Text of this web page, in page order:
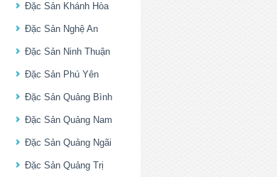
Đặc Sản Khánh Hòa
Đặc Sản Nghệ An
Đặc Sản Ninh Thuận
Đặc Sản Phú Yên
Đặc Sản Quảng Bình
Đặc Sản Quảng Nam
Đặc Sản Quảng Ngãi
Đặc Sản Quảng Trị